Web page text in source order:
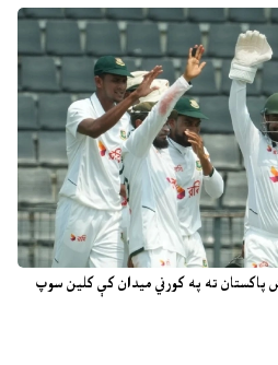
ته په کورني میدان کې کلین سوپ